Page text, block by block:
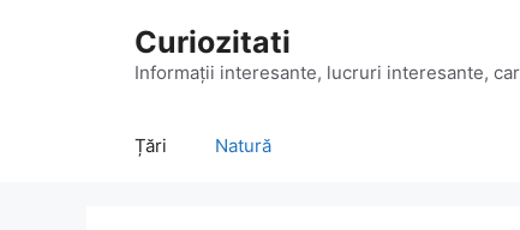
Curiozitati
Informații interesante, lucruri interesante,
Țări Natură